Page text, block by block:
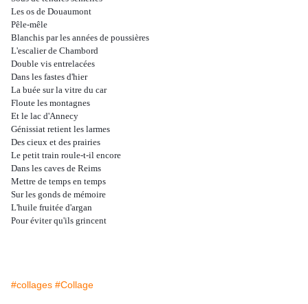
Les os de Douaumont
Pêle-mêle
Blanchis par les années de poussières
L'escalier de Chambord
Double vis entrelacées
Dans les fastes d'hier
La buée sur la vitre du car
Floute les montagnes
Et le lac d'Annecy
Génissiat retient les larmes
Des cieux et des prairies
Le petit train roule-t-il encore
Dans les caves de Reims
Mettre de temps en temps
Sur les gonds de mémoire
L'huile fruitée d'argan
Pour éviter qu'ils grincent
#collages #Collage